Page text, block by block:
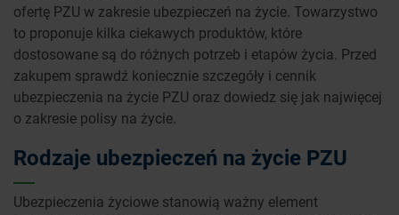
ofertę PZU w zakresie ubezpieczeń na życie. Towarzystwo
to proponuje kilka ciekawych produktów, które
dostosowane są do różnych potrzeb i etapów życia. Przed
zakupem sprawdź koniecznie szczegóły i cennik
ubezpieczenia na życie PZU oraz dowiedz się jak najwięcej
o zakresie polisy na życie.
Rodzaje ubezpieczeń na życie PZU
Ubezpieczenia życiowe stanowią ważny element